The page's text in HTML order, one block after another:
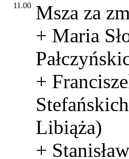
11.00 Msza za
+ Maria
+
Libiąża)
+